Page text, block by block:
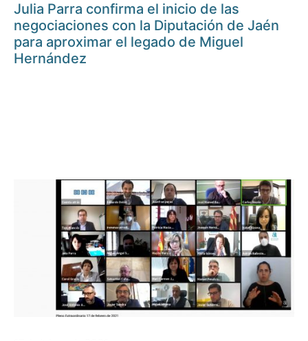
Julia Parra confirma el inicio de las
negociaciones con la Diputación de Jaén
para aproximar el legado de Miguel
Hernández